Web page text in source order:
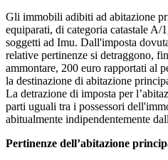
Gli immobili adibiti ad abitazione
equiparati, di categoria catastale
soggetti ad Imu. Dall'imposta
relative pertinenze si detraggono,
ammontare, 200 euro rapportati al
la destinazione di abitazione
La detrazione di imposta per
parti uguali tra i possessori
abitualmente indipendentemente
Pertinenze dell’abitazione